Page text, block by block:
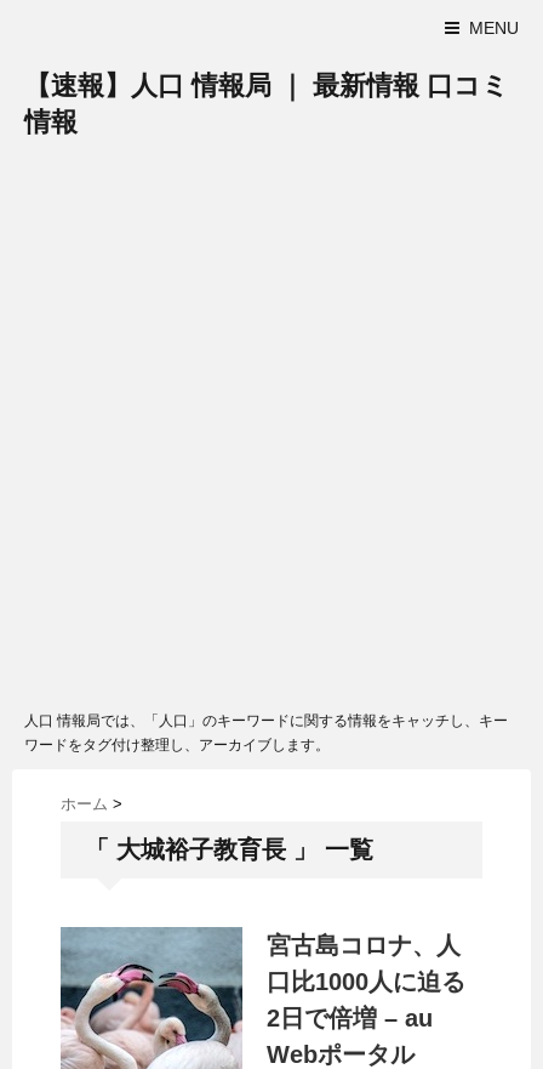
MENU
【速報】人口 情報局 ｜ 最新情報 口コミ
情報
人口 情報局では、「人口」のキーワードに関する情報をキャッチし、キー
ワードをタグ付け整理し、アーカイブします。
ホーム >
「 大城裕子教育長 」 一覧
宮古島コロナ、
人
口 比1000人に迫る
2日で倍増 – au
Webポータル